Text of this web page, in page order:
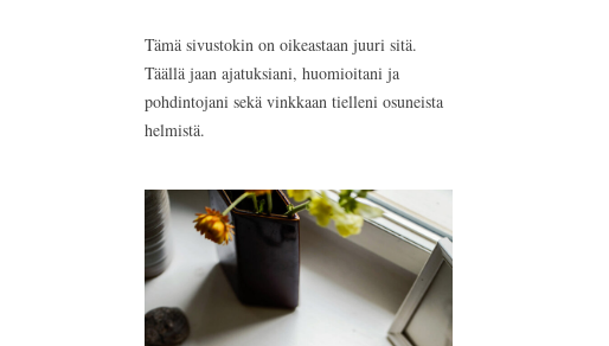
Tämä sivustokin on oikeastaan juuri sitä.
Täällä jaan ajatuksiani, huomioitani ja
pohdintojani sekä vinkkaan tielleni osuneista
helmistä.